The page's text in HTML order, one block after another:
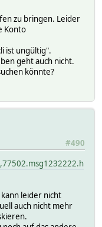
zu bringen. Leider
Konto
ist ungültig".
geht auch nicht.
könnte?
#490
leider nicht
auch nicht mehr